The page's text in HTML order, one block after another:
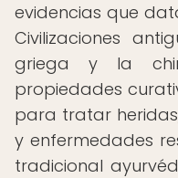
evidencias que
Civilizaciones
griega y la
propiedades
para tratar
y enfermedades
tradicional